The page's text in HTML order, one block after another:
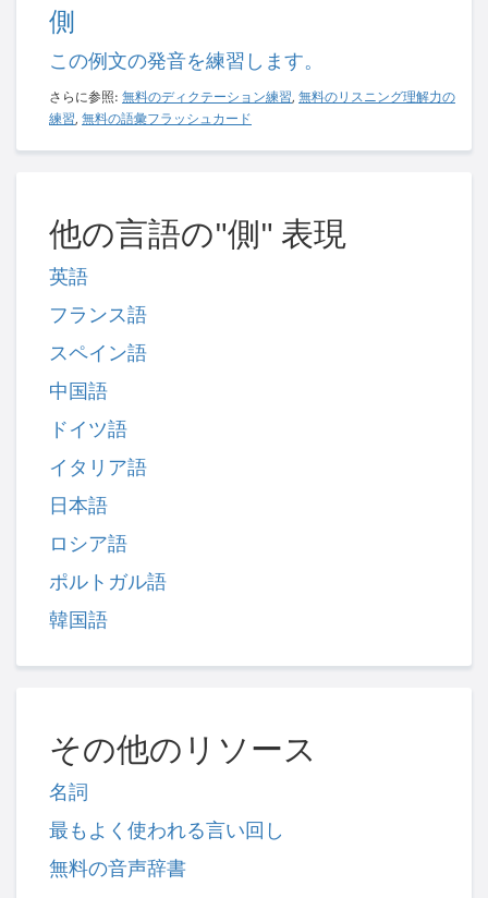
側
この例文の発音を練習します。
さらに参照: 無料のディクテーション練習, 無料のリスニング理解力の
練習, 無料の語彙フラッシュカード
他の言語の"側" 表現
英語
フランス語
スペイン語
中国語
ドイツ語
イタリア語
日本語
ロシア語
ポルトガル語
韓国語
その他のリソース
名詞
最もよく使われる言い回し
無料の音声辞書